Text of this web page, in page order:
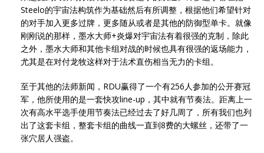
Steelo的宇宙法构筑作为基础然后有所调整，根据他们希望针对
的对手加入更多过牌，更多随从或者是其他的防御型单卡。就像
刚刚说的那样，墨水大师+炎爆对宇宙法有着很强的克制，除此
之外，墨水大师和其他卡组对战的时候也具有很强的返场能力，
尤其是在对付龙牧这样对于法术直伤相当无力的卡组。
至于其他的法师新闻，RDU赢得了一个有256人参加的公开赛冠
军，他所使用的是一套快攻line-up，其中就有节奏法。距离上一
次有高水平选手使用节奏法已经过去了好几周了，所有我们也列
出了这套卡组，整套卡组的曲线一直到8费的大螺丝，还带了一
张穴居人强盗。